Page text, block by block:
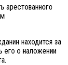
арестованного
находится за
его о наложении